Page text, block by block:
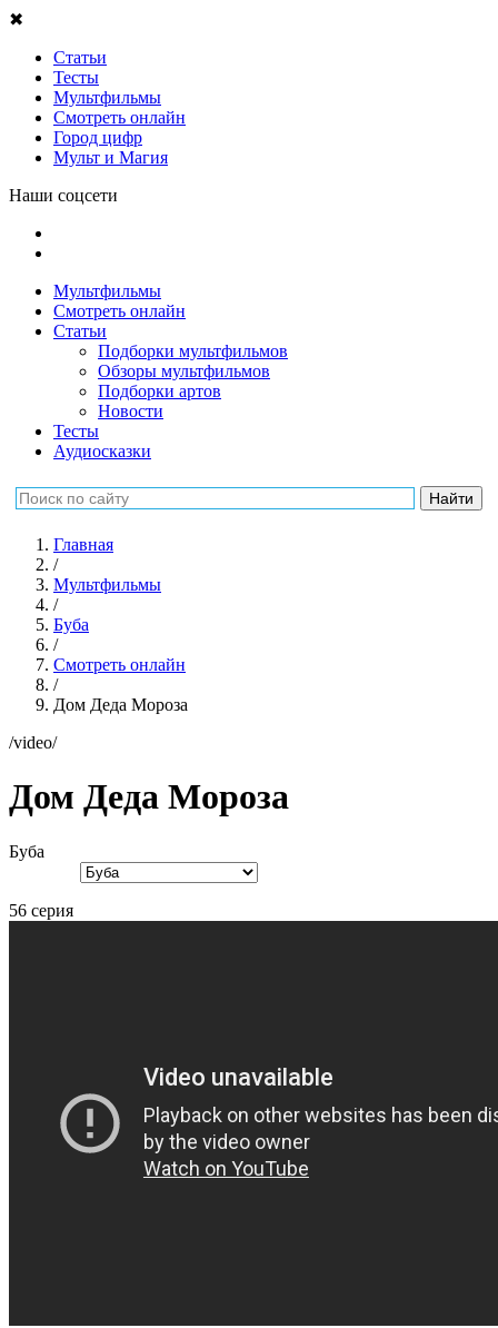
✖
Статьи
Тесты
Мультфильмы
Смотреть онлайн
Город цифр
Мульт и Магия
Наши соцсети
Мультфильмы
Смотреть онлайн
Статьи
Подборки мультфильмов
Обзоры мультфильмов
Подборки артов
Новости
Тесты
Аудиосказки
Главная
/
Мультфильмы
/
Буба
/
Смотреть онлайн
/
Дом Деда Мороза
/video/
Дом Деда Мороза
Буба
56 серия